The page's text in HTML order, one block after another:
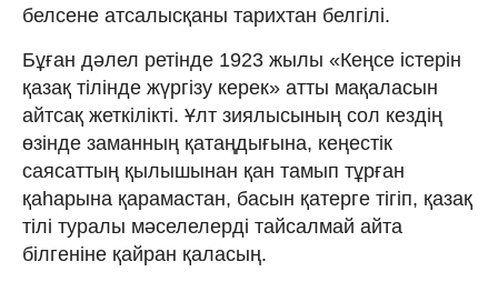
белсене атсалысқаны тарихтан белгілі.
Бұған дәлел ретінде 1923 жылы «Кеңсе істерін
қазақ тілінде жүргізу керек» атты мақаласын
айтсақ жеткілікті. Ұлт зиялысының сол кездің
өзінде заманның қатаңдығына, кеңестік
саясаттың қылышынан қан тамып тұрған
қаһарына қарамастан, басын қатерге тігіп, қазақ
тілі туралы мәселелерді тайсалмай айта
білгеніне қайран қаласың.